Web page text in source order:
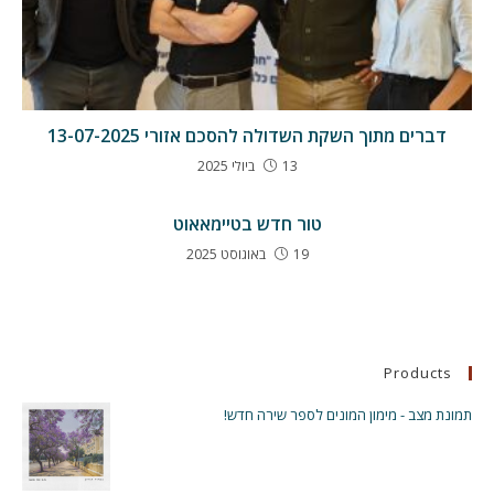
דברים מתוך השקת השדולה להסכם אזורי 13-07-2025
13 ביולי 2025
טור חדש בטיימאאוט
19 באוגוסט 2025
Products
תמונת מצב - מימון המונים לספר שירה חדש!